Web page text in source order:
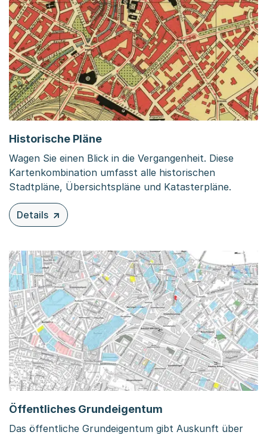
Historische Pläne
Wagen Sie einen Blick in die Vergangenheit. Diese
Kartenkombination umfasst alle historischen
Stadtpläne, Übersichtspläne und Katasterpläne.
Details
zu diesem Inhalt: Historische Pläne
Öffentliches Grundeigentum
Das öffentliche Grundeigentum gibt Auskunft über